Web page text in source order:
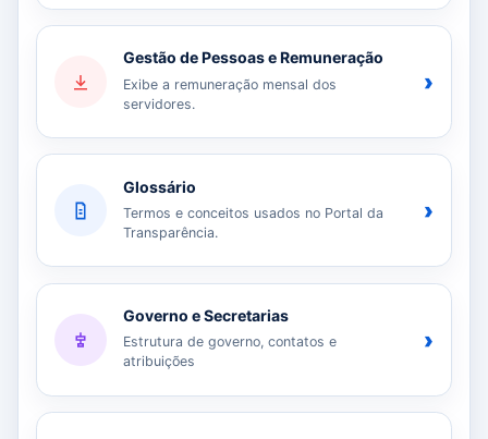
Gestão de Pessoas e Remuneração
Exibe a remuneração mensal dos
servidores.
›
Glossário
Termos e conceitos usados no Portal da
Transparência.
›
Governo e Secretarias
Estrutura de governo, contatos e
atribuições
›